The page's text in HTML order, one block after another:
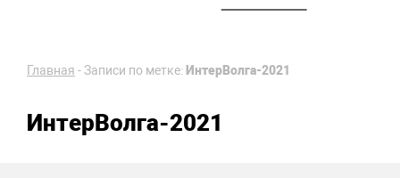
Главная -Записи по метке: ИнтерВолга-2021
ИнтерВолга-2021